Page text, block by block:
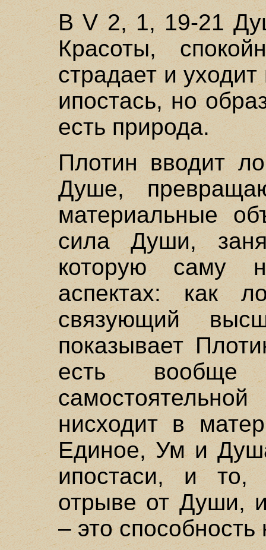
В V 2, 1, 19-21
Красоты,
страдает и
ипостась, но
есть природа.
Плотин вводит
Душе,
материальные
сила Души,
которую саму
аспектах: как
связующий
показывает
есть
нисходит в
Единое, Ум и
ипостаси, и
отрыве от Души,
– это